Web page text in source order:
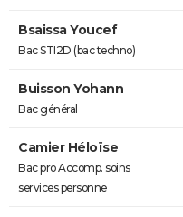
Bsaissa Youcef
Bac STI2D (bac techno)
Buisson Yohann
Bac général
Camier Héloïse
Bac pro Accomp. soins
services personne